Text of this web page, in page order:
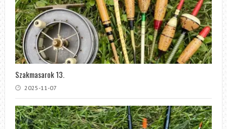
Szakmasarok 13.
2025-11-07